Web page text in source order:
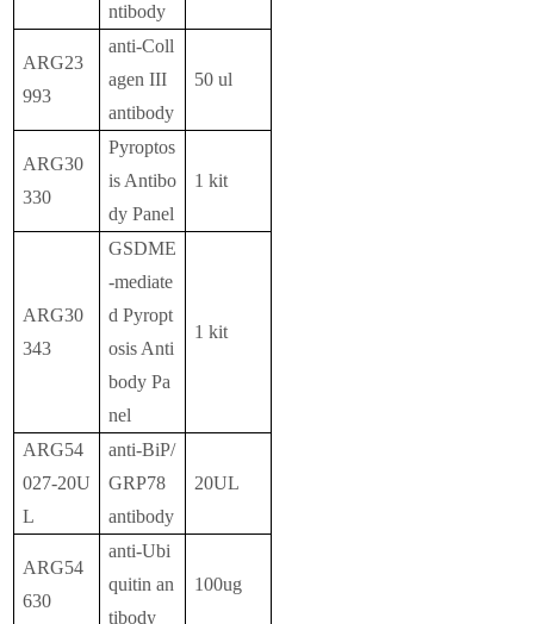
ntibody
ARG23
993
anti-Coll
agen III
antibody
50 ul
ARG30
330
Pyroptos
is Antibo
dy Panel
1 kit
ARG30
343
GSDME
-mediate
d Pyropt
osis Anti
body Pa
nel
1 kit
ARG54
027-20U
L
anti-BiP/
GRP78
antibody
20UL
ARG54
630
anti-Ubi
quitin an
tibody
100ug